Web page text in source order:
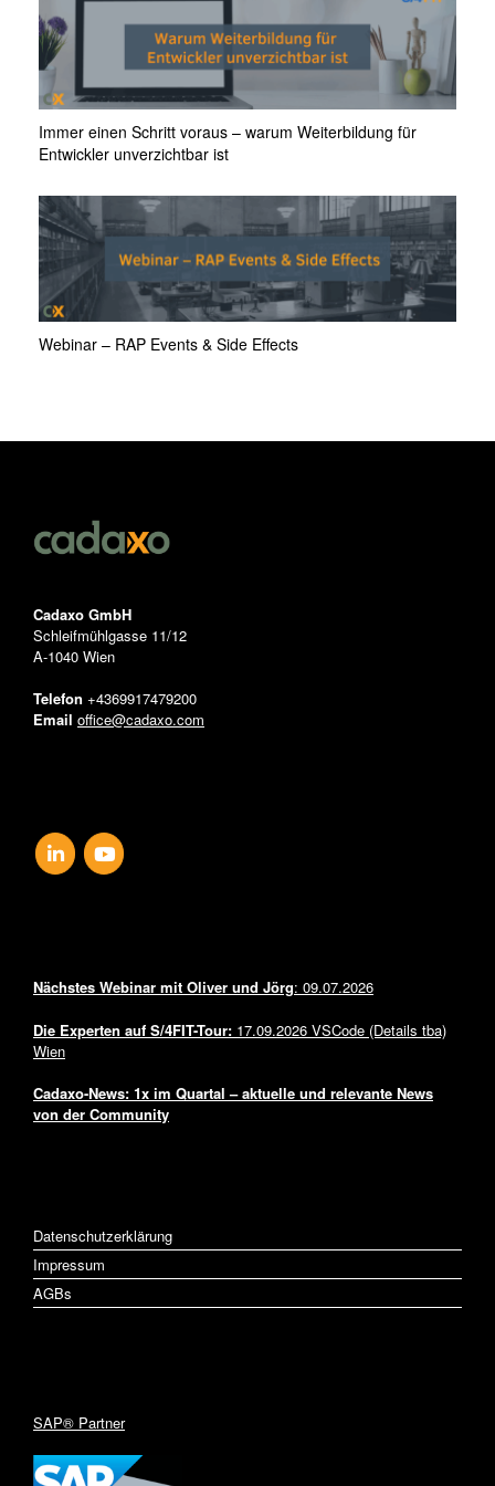
Immer einen Schritt voraus – warum Weiterbildung für
Entwickler unverzichtbar ist
Webinar – RAP Events & Side Effects
Cadaxo GmbH
Schleifmühlgasse 11/12
A-1040 Wien
Telefon +4369917479200
Email office@cadaxo.com
Nächstes Webinar mit Oliver und Jörg: 09.07.2026
Die Experten auf S/4FIT-Tour: 17.09.2026 VSCode (Details tba)
Wien
Cadaxo-News: 1x im Quartal – aktuelle und relevante News
von der Community
Datenschutzerklärung
Impressum
AGBs
SAP® Partner